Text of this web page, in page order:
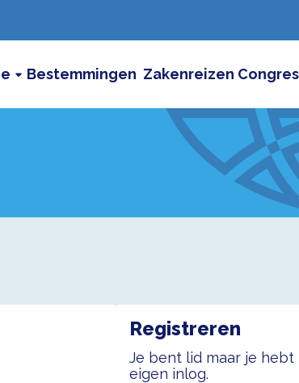
Bestemmingen Zakenreizen
Registreren
Je bent lid maar je hebt
eigen inlog.